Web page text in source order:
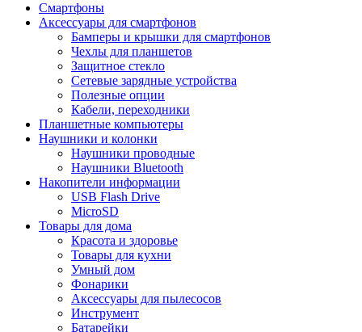
Смартфоны
Аксессуары для смартфонов
Бамперы и крышки для смартфонов
Чехлы для планшетов
Защитное стекло
Сетевые зарядные устройства
Полезные опции
Кабели, переходники
Планшетные компьютеры
Наушники и колонки
Наушники проводные
Наушники Bluetooth
Накопители информации
USB Flash Drive
MicroSD
Товары для дома
Красота и здоровье
Товары для кухни
Умный дом
Фонарики
Аксессуары для пылесосов
Инструмент
Батарейки